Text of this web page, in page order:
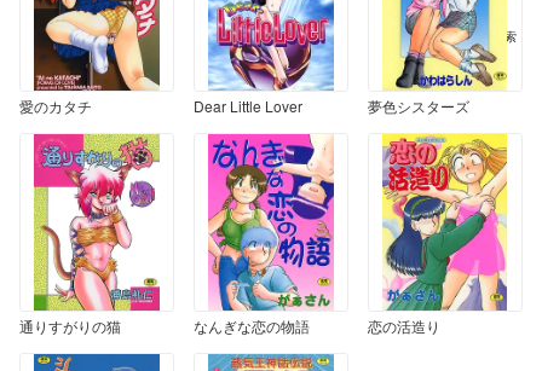
愛のカタチ Dear Little Lover 夢色シスターズ
通りすがりの猫 なんぎな恋の物語 恋の活造り